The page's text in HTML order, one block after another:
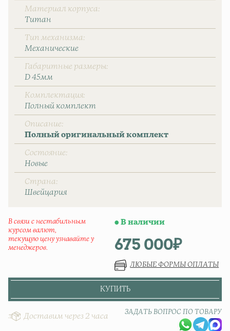
Материал корпуса
Титан
Тип механизма
Механические
Габаритные размеры
D 45мм
Комплектация
Полный комплект
Описание
Полный оригинальный комплект
Состояние
Новые
Страна
Швейцаpия
В связи с нестабильным
курсом валют,
текущую цену узнавайте у
менеджеров.
675 000₽
В наличии
ЛЮБЫЕ ФОРМЫ ОПЛАТЫ
КУПИТЬ
Доставим через 2 часа
ЗАДАТЬ ВОПРОС ПО ТОВАРУ